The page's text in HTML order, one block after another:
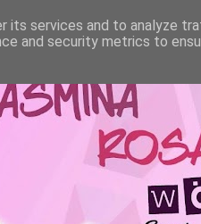
services and to analyze
and security metrics to